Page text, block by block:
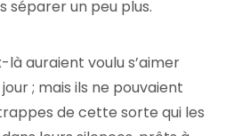
séparer un peu plus.
auraient voulu s’aimer
; mais ils ne pouvaient
de cette sorte qui les